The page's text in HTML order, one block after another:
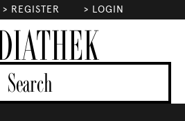
> REGISTER > LOGIN